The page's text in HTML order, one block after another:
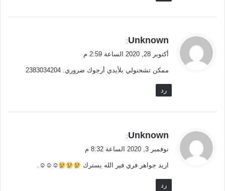
ي
ق
ل
Unknown
:
أكتوبر 28, 2020 الساعة 2:59 م
ممكن تشحنولي بلأيدي أرجوك ضروري. 2383034204
رد
ي
ل
Unknown
:
نوفمبر 3, 2020 الساعة 8:32 م
اريد جواهر فري فير الله يسترك ☺☺☺.
رد